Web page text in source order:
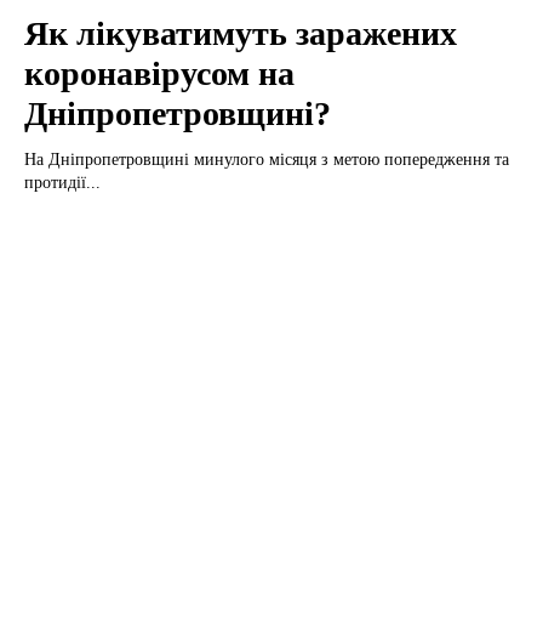
Як лікуватимуть заражених
коронавірусом на
Дніпропетровщині?
На Дніпропетровщині минулого місяця з метою попередження та
протидії...